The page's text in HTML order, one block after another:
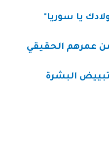
يا سوريا"
عمرهم الحقيقي
البشرة